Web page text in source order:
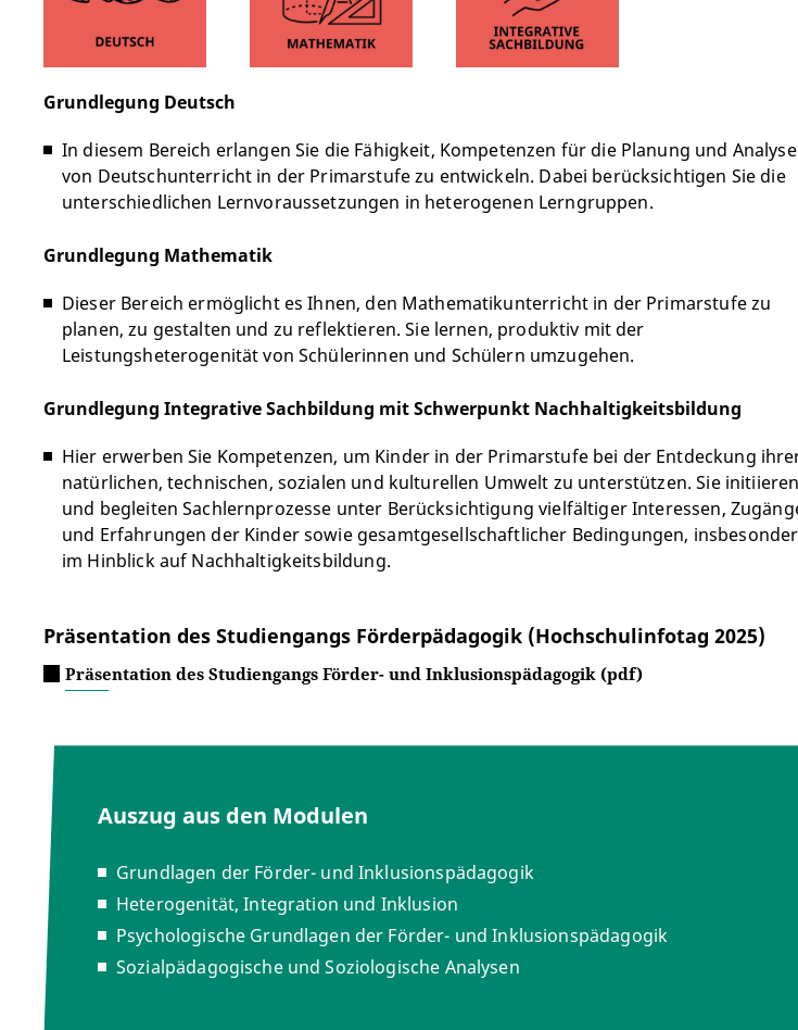
Master-Studiengängen darauf vorbereitet, vor diesem Hintergrund
Lernumgebungen zu planen, zu gestalten und zu evaluieren
beratende Tätigkeiten im Bereich derinnovativen Organisations-, Schul- und
Unterrichtsentwicklung
außerschulischen Kontexten. Unser Fokus erstreckt sich über die gesamte
Lebensspanne von Menschen mit sprachlich-kommunikativen Beeinträchtigungen. Ein
Grundlegung Deutsch
In diesem Bereich erlangen Sie die Fähigkeit, Kompetenzen für die Planung und Analyse
von Deutschunterricht in der Primarstufe zu entwickeln. Dabei berücksichtigen Sie die
unterschiedlichen Lernvoraussetzungen in heterogenen Lerngruppen.
Grundlegung Mathematik
Dieser Bereich ermöglicht es Ihnen, den Mathematikunterricht in der Primarstufe zu
planen, zu gestalten und zu reflektieren. Sie lernen, produktiv mit der
Leistungsheterogenität von Schülerinnen und Schülern umzugehen.
Grundlegung Integrative Sachbildung mit Schwerpunkt Nachhaltigkeitsbildung
Hier erwerben Sie Kompetenzen, um Kinder in der Primarstufe bei der Entdeckung
natürlichen, technischen, sozialen und kulturellen Umwelt zu unterstützen. Sie initiieren
und begleiten Sachlernprozesse unter Berücksichtigung vielfältiger Interessen,
und Erfahrungen der Kinder sowie gesamtgesellschaftlicher Bedingungen,
im Hinblick auf Nachhaltigkeitsbildung.
Präsentation des Studiengangs Förderpädagogik (Hochschulinfotag 2025)
Präsentation des Studiengangs Förder- und Inklusionspädagogik (pdf)
Auszug aus den Modulen
Grundlagen der Förder- und Inklusionspädagogik
Heterogenität, Integration und Inklusion
Psychologische Grundlagen der Förder- und Inklusionspädagogik
Sozialpädagogische und Soziologische Analysen